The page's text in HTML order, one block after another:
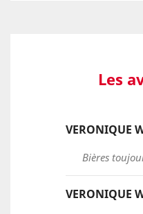
Les
VERONIQUE
Bières
VERONIQUE